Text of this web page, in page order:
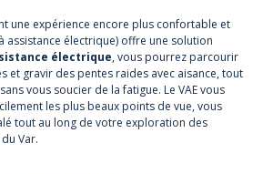
une expérience encore plus confortable et
assistance électrique) offre une solution
électrique, vous pourrez parcourir
et gravir des pentes raides avec aisance, tout
vous soucier de la fatigue. Le VAE vous
les plus beaux points de vue, vous
tout au long de votre exploration des
du Var.